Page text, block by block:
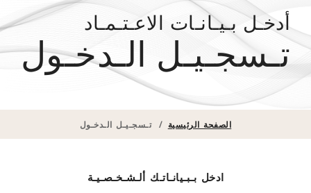
أدخـل بـيـانـات الاعـتـمـاد
تـسجـيـل الـدخـول
الصفحة الرئيسية / تـسجـيـل الـدخـول
ادخل بـبـيانـاتـك ألـشـخـصـيـة